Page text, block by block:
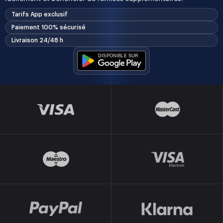
Tarifs App exclusif
Paiement 100% sécurisé
Livraison 24/48 h